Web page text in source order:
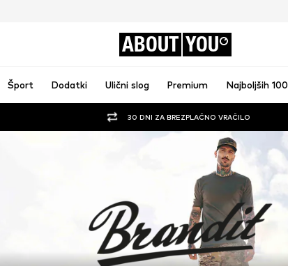
ABOUT YOU
Šport Dodatki Ulični slog Premium Najboljših 100
30 DNI ZA BREZPLAČNO VRAČILO